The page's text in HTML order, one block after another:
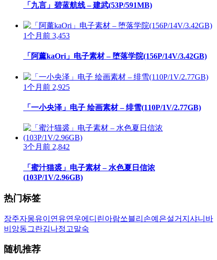
「九言」碧蓝航线 – 建武(53P/591MB)
1个月前 3,453
「阿薰kaOri」电子素材 – 堕落学院(156P/14V/3.42GB)
1个月前 2,925
「一小央泽」电子 绘画素材 – 绯雪(110P/1V/2.77GB)
3个月前 2,842
「蜜汁猫裘」电子素材 – 水色夏日信浓
(103P/1V/2.96GB)
热门标签
장주자몽유이 연유연우에디린아람쏘블리 손예은설거지 샤니 바
비앙동그란김나정 고말숙
随机推荐